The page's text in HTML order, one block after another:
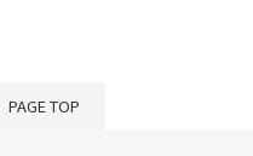
PAGE TOP